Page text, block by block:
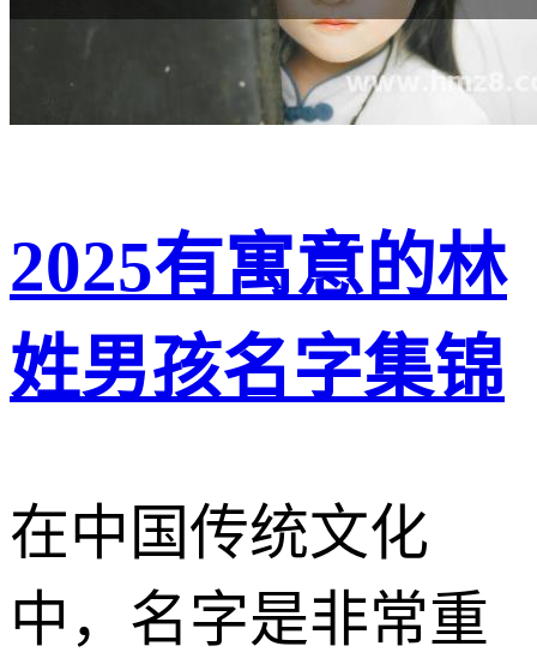
2025有寓意的林
姓男孩名字集锦
在中国传统文化
中，名字是非常重